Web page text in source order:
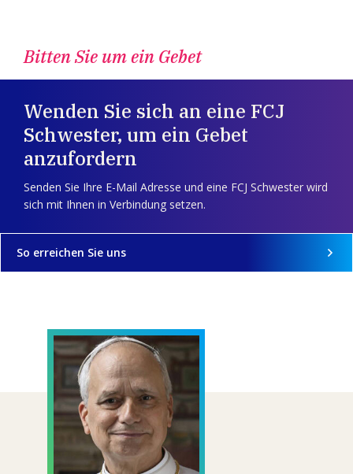
Bitten Sie um ein Gebet
Wenden Sie sich an eine FCJ
Schwester, um ein Gebet
anzufordern
Senden Sie Ihre E-Mail Adresse und eine FCJ Schwester wird
sich mit Ihnen in Verbindung setzen.
So erreichen Sie uns